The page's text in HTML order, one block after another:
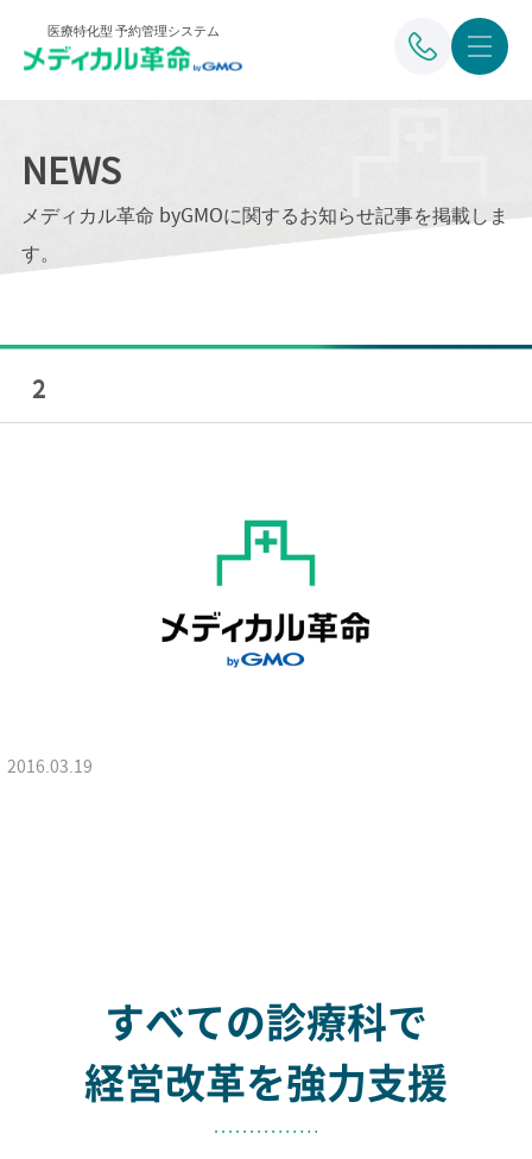
医療特化型 予約管理システム
NEWS
メディカル革命 byGMOに関するお知らせ記事を掲載しま
す。
2
2016.03.19
すべての診療科で
経営改革を強力支援